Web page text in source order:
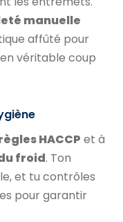
manuelle
affûté pour
véritable coup
HACCP et à
froid. Ton
et tu contrôles
pour garantir